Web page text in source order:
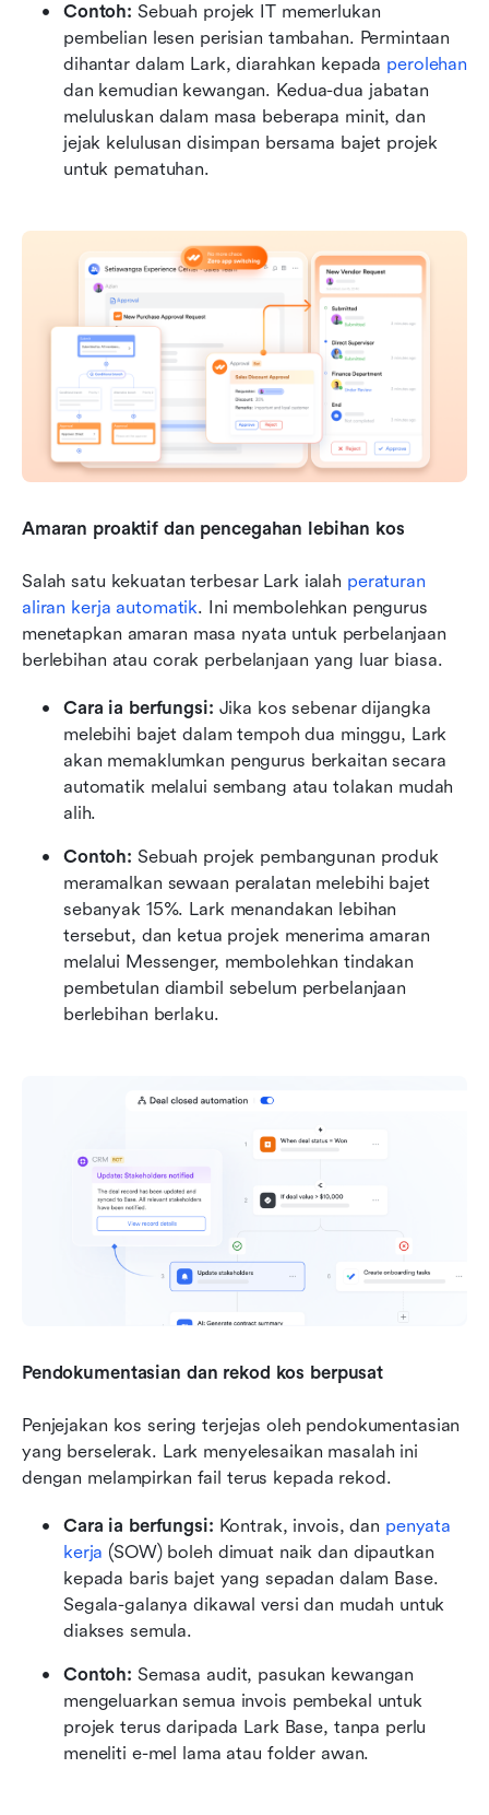
Contoh: Sebuah projek IT memerlukan
pembelian lesen perisian tambahan. Permintaan
dihantar dalam Lark, diarahkan kepada perolehan
dan kemudian kewangan. Kedua-dua jabatan
meluluskan dalam masa beberapa minit, dan
jejak kelulusan disimpan bersama bajet projek
untuk pematuhan.
Amaran proaktif dan pencegahan lebihan kos
Salah satu kekuatan terbesar Lark ialah peraturan
aliran kerja automatik. Ini membolehkan pengurus
menetapkan amaran masa nyata untuk perbelanjaan
berlebihan atau corak perbelanjaan yang luar biasa.
Cara ia berfungsi: Jika kos sebenar dijangka
melebihi bajet dalam tempoh dua minggu, Lark
akan memaklumkan pengurus berkaitan secara
automatik melalui sembang atau tolakan mudah
alih.
Contoh: Sebuah projek pembangunan produk
meramalkan sewaan peralatan melebihi bajet
sebanyak 15%. Lark menandakan lebihan
tersebut, dan ketua projek menerima amaran
melalui Messenger, membolehkan tindakan
pembetulan diambil sebelum perbelanjaan
berlebihan berlaku.
Pendokumentasian dan rekod kos berpusat
Penjejakan kos sering terjejas oleh pendokumentasian
yang berselerak. Lark menyelesaikan masalah ini
dengan melampirkan fail terus kepada rekod.
Cara ia berfungsi: Kontrak, invois, dan penyata
kerja (SOW) boleh dimuat naik dan dipautkan
kepada baris bajet yang sepadan dalam Base.
Segala-galanya dikawal versi dan mudah untuk
diakses semula.
Contoh: Semasa audit, pasukan kewangan
mengeluarkan semua invois pembekal untuk
projek terus daripada Lark Base, tanpa perlu
meneliti e-mel lama atau folder awan.